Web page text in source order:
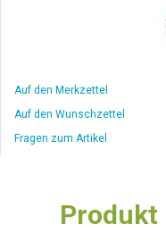
Auf den Merkzettel
Auf den Wunschzettel
Fragen zum Artikel